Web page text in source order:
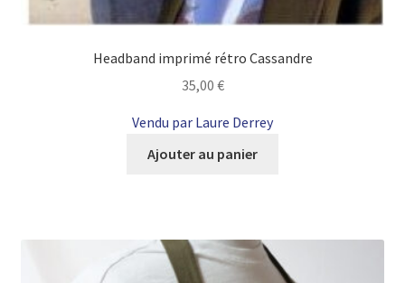
Headband imprimé rétro Cassandre
35,00 €
Vendu par Laure Derrey
Ajouter au panier